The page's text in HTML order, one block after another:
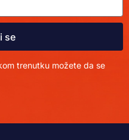
se
trenutku možete da se